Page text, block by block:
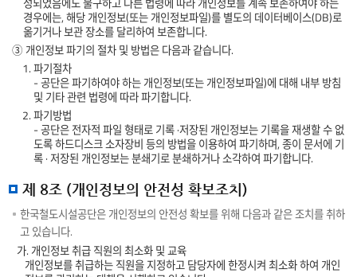
성되었음에도 불구하고 다른 법령에 따라 개인정보를 계속 보존하여야 하는
경우에는, 해당 개인정보(또는 개인정보파일)를 별도의 데이터베이스(DB)로
옮기거나 보관 장소를 달리하여 보존합니다.
③ 개인정보 파기의 절차 및 방법은 다음과 같습니다.
1. 파기절차
- 공단은 파기하여야 하는 개인정보(또는 개인정보파일)에 대해 내부 방침
및 기타 관련 법령에 따라 파기합니다.
2. 파기방법
- 공단은 전자적 파일 형태로 기록 ·저장된 개인정보는 기록을 재생할 수 없
도록 하드디스크 소자장비 등의 방법을 이용하여 파기하며, 종이 문서에 기
록 · 저장된 개인정보는 분쇄기로 분쇄하거나 소각하여 파기합니다.
제 8조 (개인정보의 안전성 확보조치)
한국철도시설공단은 개인정보의 안전성 확보를 위해 다음과 같은 조치를 취하
고 있습니다.
가. 개인정보 취급 직원의 최소화 및 교육
개인정보를 취급하는 직원을 지정하고 담당자에 한정시켜 최소화 하여 개인